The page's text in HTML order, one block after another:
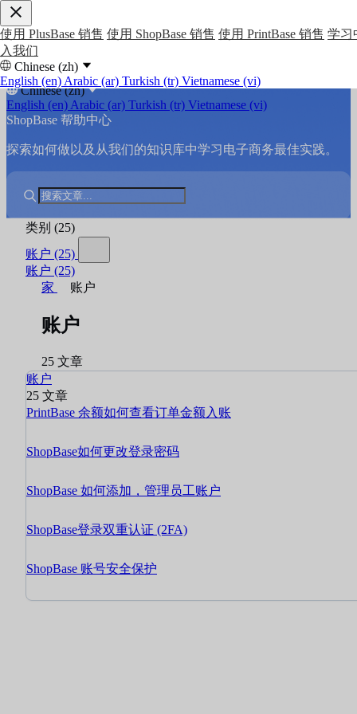
使用 PlusBase 销售 使用 ShopBase 销售 使用 PrintBase 销售 学习
入我们
Chinese (zh)
English (en) Arabic (ar) Turkish (tr) Vietnamese (vi)
Chinese (zh)
English (en) Arabic (ar) Turkish (tr) Vietnamese (vi)
ShopBase 帮助中心
探索如何做以及从我们的知识库中学习电子商务最佳实践。
类别 (25)
账户 (25)
账户 (25)
家
账户
账户
25 文章
账户
25 文章
PrintBase 余额如何查看订单金额入账
ShopBase如何更改登录密码
ShopBase 如何添加，管理员工账户
ShopBase登录双重认证 (2FA)
ShopBase 账号安全保护